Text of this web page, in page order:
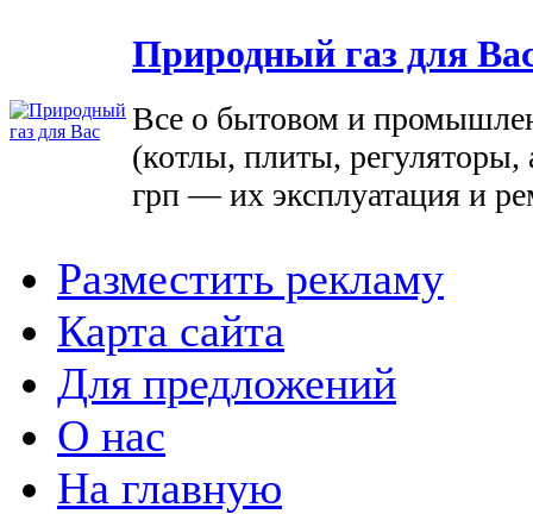
Природный газ для
Все о бытовом и
(котлы, плиты, регуляторы,
грп — их эксплуатация и
Разместить рекламу
Карта сайта
Для предложений
О нас
На главную